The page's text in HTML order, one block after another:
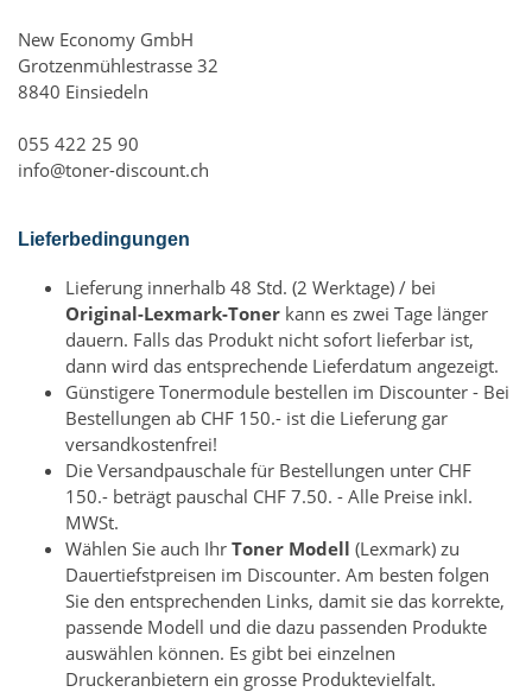
New Economy GmbH
Grotzenmühlestrasse 32
8840 Einsiedeln
055 422 25 90
info@toner-discount.ch
Lieferbedingungen
Lieferung innerhalb 48 Std. (2 Werktage) / bei
Original-Lexmark-Toner kann es zwei Tage länger
dauern. Falls das Produkt nicht sofort lieferbar ist,
dann wird das entsprechende Lieferdatum angezeigt.
Günstigere Tonermodule bestellen im Discounter - Bei
Bestellungen ab CHF 150.- ist die Lieferung gar
versandkostenfrei!
Die Versandpauschale für Bestellungen unter CHF
150.- beträgt pauschal CHF 7.50. - Alle Preise inkl.
MWSt.
Wählen Sie auch Ihr Toner Modell (Lexmark) zu
Dauertiefstpreisen im Discounter. Am besten folgen
Sie den entsprechenden Links, damit sie das korrekte,
passende Modell und die dazu passenden Produkte
auswählen können. Es gibt bei einzelnen
Druckeranbietern ein grosse Produktevielfalt.